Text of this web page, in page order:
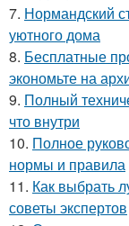
7. Нормандский
уютного дома
8. Бесплатные
экономьте на
9. Полный
что внутри
10. Полное
нормы и правила
11. Как выбрать
советы экспертов